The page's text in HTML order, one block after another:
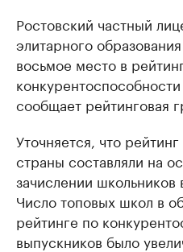
Ростовский частный
элитарного
восьмое место в
сообщает рейтинговая
Уточняется, что
страны составляли на
зачислении
Число топовых школ в
рейтинге по
выпускников было